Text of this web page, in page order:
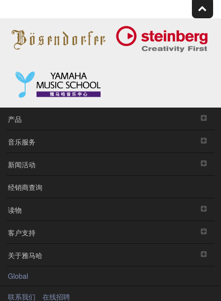
产品
音乐服务
新闻活动
经销商查询
读物
客户支持
关于雅马哈
Global
联系我们
在线招聘